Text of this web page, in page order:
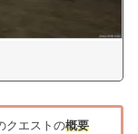
クエストの概要